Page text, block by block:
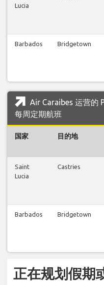
Lucia
Barbados Bridgetown
Air Caraibes 运营的
每周定期航班
国家 目的地
Saint
Lucia
Castries
Barbados Bridgetown
正在规划假期